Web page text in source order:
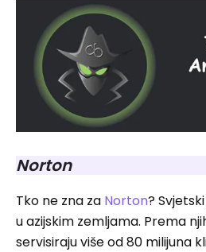
Norton
Tko ne zna za Norton?
u azijskim zemljama. Prema
servisiraju više od 80 milijuna